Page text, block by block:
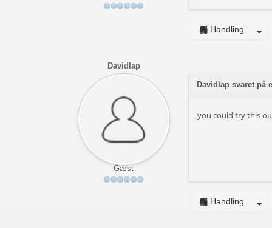
Handling
Davidlap
Gæst
Davidlap svaret på
you could try this
Handling